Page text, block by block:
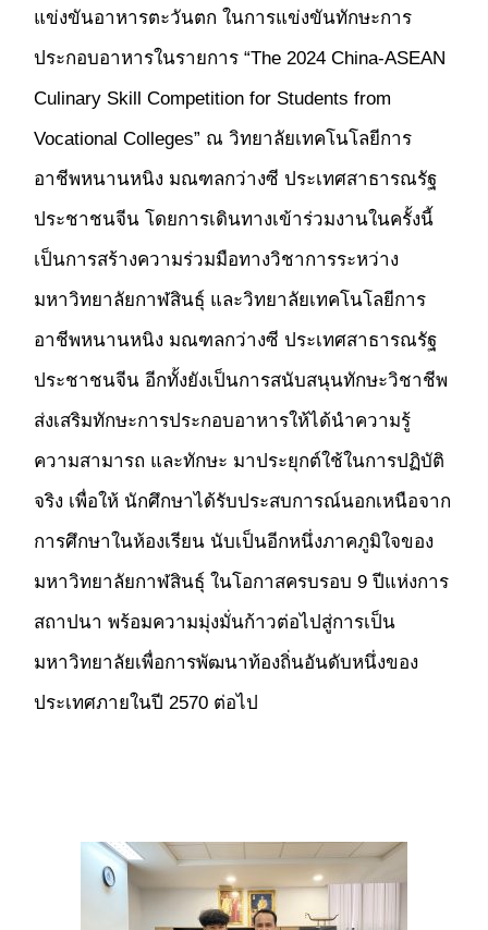
แข่งขันอาหารตะวันตก ในการแข่งขันทักษะการ
ประกอบอาหารในรายการ “The 2024 China-ASEAN
Culinary Skill Competition for Students from
Vocational Colleges” ณ วิทยาลัยเทคโนโลยีการ
อาชีพหนานหนิง มณฑลกว่างซี ประเทศสาธารณรัฐ
ประชาชนจีน โดยการเดินทางเข้าร่วมงานในครั้งนี้
เป็นการสร้างความร่วมมือทางวิชาการระหว่าง
มหาวิทยาลัยกาฬสินธุ์ และวิทยาลัยเทคโนโลยีการ
อาชีพหนานหนิง มณฑลกว่างซี ประเทศสาธารณรัฐ
ประชาชนจีน อีกทั้งยังเป็นการสนับสนุนทักษะวิชาชีพ
ส่งเสริมทักษะการประกอบอาหารให้ได้นำความรู้
ความสามารถ และทักษะ มาประยุกต์ใช้ในการปฏิบัติ
จริง เพื่อให้ นักศึกษาได้รับประสบการณ์นอกเหนือจาก
การศึกษาในห้องเรียน นับเป็นอีกหนึ่งภาคภูมิใจของ
มหาวิทยาลัยกาฬสินธุ์ ในโอกาสครบรอบ 9 ปีแห่งการ
สถาปนา พร้อมความมุ่งมั่นก้าวต่อไปสู่การเป็น
มหาวิทยาลัยเพื่อการพัฒนาท้องถิ่นอันดับหนึ่งของ
ประเทศภายในปี 2570 ต่อไป